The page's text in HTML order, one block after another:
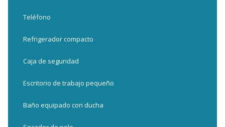
Teléfono
Refrigerador compacto
Caja de seguridad
Escritorio de trabajo pequeño
Baño equipado con ducha